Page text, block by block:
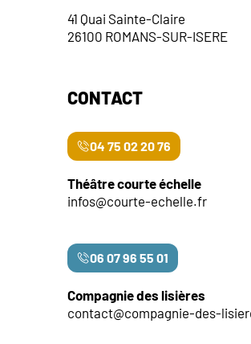
41 Quai Sainte-Claire
26100 ROMANS-SUR-ISERE
CONTACT
04 75 02 20 76
Théâtre courte échelle
infos@courte-echelle.fr
06 07 96 55 01
Compagnie des lisières
contact@compagnie-des-